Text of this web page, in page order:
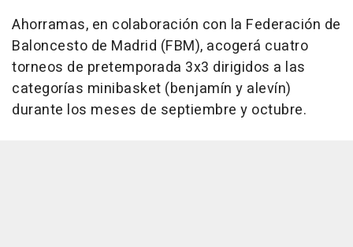
Ahorramas, en colaboración con la Federación de
Baloncesto de Madrid (FBM), acogerá cuatro
torneos de pretemporada 3x3 dirigidos a las
categorías minibasket (benjamín y alevín)
durante los meses de septiembre y octubre.